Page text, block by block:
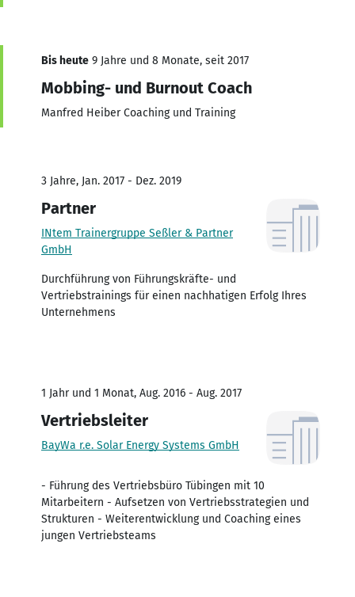
Bis heute 9 Jahre und 8 Monate, seit 2017
Mobbing- und Burnout Coach
Manfred Heiber Coaching und Training
3 Jahre, Jan. 2017 - Dez. 2019
Partner
INtem Trainergruppe Seßler & Partner
GmbH
Durchführung von Führungskräfte- und
Vertriebstrainings für einen nachhatigen Erfolg Ihres
Unternehmens
1 Jahr und 1 Monat, Aug. 2016 - Aug. 2017
Vertriebsleiter
BayWa r.e. Solar Energy Systems GmbH
- Führung des Vertriebsbüro Tübingen mit 10
Mitarbeitern - Aufsetzen von Vertriebsstrategien und
Strukturen - Weiterentwicklung und Coaching eines
jungen Vertriebsteams